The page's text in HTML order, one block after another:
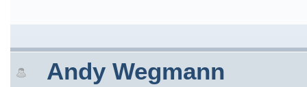
Andy Wegmann